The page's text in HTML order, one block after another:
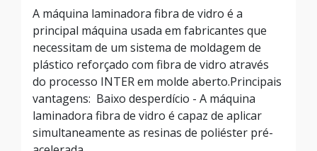
A máquina laminadora fibra de vidro é a
principal máquina usada em fabricantes que
necessitam de um sistema de moldagem de
plástico reforçado com fibra de vidro através
do processo INTER em molde aberto.Principais
vantagens: Baixo desperdício - A máquina
laminadora fibra de vidro é capaz de aplicar
simultaneamente as resinas de poliéster pré-